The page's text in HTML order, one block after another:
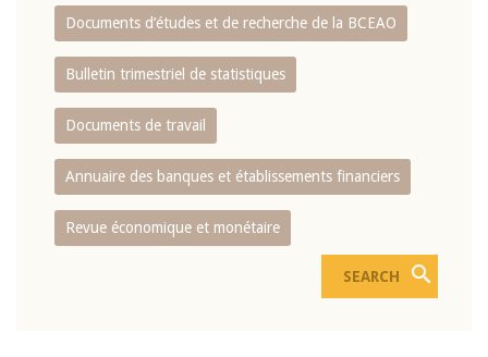
Documents d’études et de recherche de la BCEAO
Bulletin trimestriel de statistiques
Documents de travail
Annuaire des banques et établissements financiers
Revue économique et monétaire